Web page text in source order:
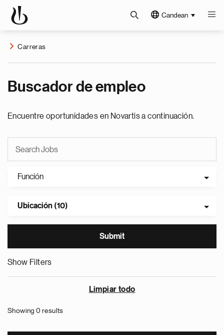
Candean
Carreras
Buscador de empleo
Encuentre oportunidades en Novartis a continuación.
Función
Ubicación (10)
Show Filters
Limpiar todo
Showing 0 results